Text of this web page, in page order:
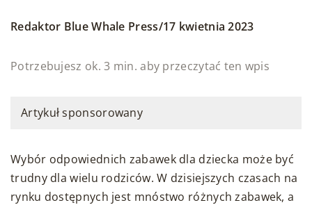
Redaktor Blue Whale Press/17 kwietnia 2023
Potrzebujesz ok. 3 min. aby przeczytać ten wpis
Artykuł sponsorowany
Wybór odpowiednich zabawek dla dziecka może być
trudny dla wielu rodziców. W dzisiejszych czasach na
rynku dostępnych jest mnóstwo różnych zabawek, a